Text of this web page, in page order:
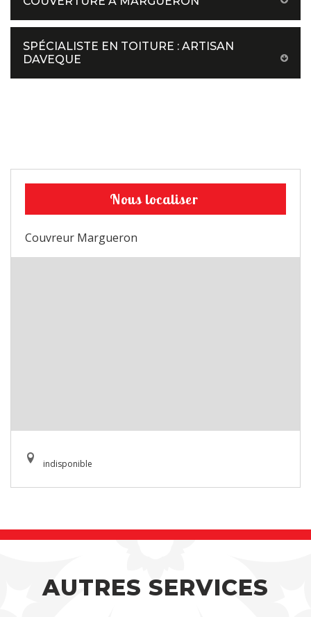
SPÉCIALISTE EN TOITURE : ARTISAN
DAVEQUE
Nous localiser
Couvreur Margueron
indisponible
AUTRES SERVICES